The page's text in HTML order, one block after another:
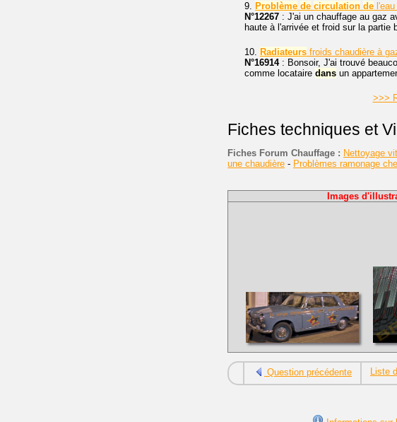
9. Problème de circulation de l'eau
N°12267 : J'ai un chauffage au gaz
haute à l'arrivée et froid sur la
10. Radiateurs froids chaudière à
N°16914: Bonsoir, J'ai trouvé
comme locataire dans un
>>>
Fiches techniques et
Fiches Forum Chauffage : Nettoyage
une chaudière - Problèmes ramonage
Images
Question précédente Liste